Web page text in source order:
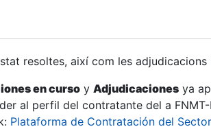
resoltes, així com les adjudicacions
en curso y Adjudicaciones ya
al perfil del contratante del a FNMT-
Plataforma de Contratación del